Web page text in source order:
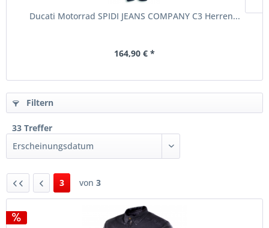
Ducati Motorrad SPIDI JEANS COMPANY C3 Herren...
164,90 € *
Filtern
33 Treffer
3 von 3